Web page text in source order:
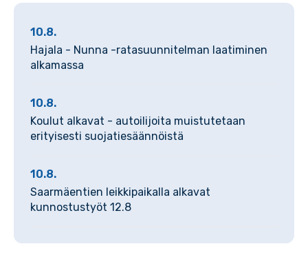
10.8.
Hajala - Nunna -ratasuunnitelman laatiminen
alkamassa
10.8.
Koulut alkavat - autoilijoita muistutetaan
erityisesti suojatiesäännöistä
10.8.
Saarmäentien leikkipaikalla alkavat
kunnostustyöt 12.8